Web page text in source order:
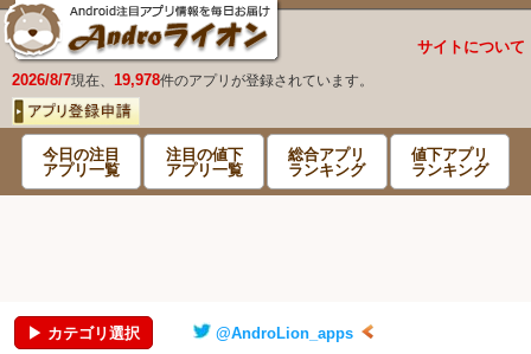
サイトについて
2026/8/7現在、 19,978件のアプリが登録されています。
今日の注目
アプリ一覧
注目の値下
アプリ一覧
総合アプリ
ランキング
値下アプリ
ランキング
▶ カテゴリ選択 @AndroLion_apps